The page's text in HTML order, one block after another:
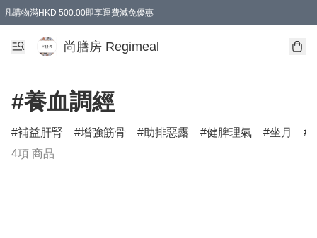
凡購物滿HKD 500.00即享運費減免優惠
尚膳房 Regimeal
#養血調經
補益肝腎 增強筋骨 助排惡露 健脾理氣 坐月
4項 商品